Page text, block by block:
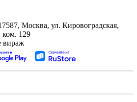
Москва, ул. Кировоградская,
ком. 129
вираж